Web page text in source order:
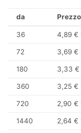
da
36 4,89 €
72 3,69 €
180 3,33 €
360 3,25 €
720 2,90 €
1440 2,64 €